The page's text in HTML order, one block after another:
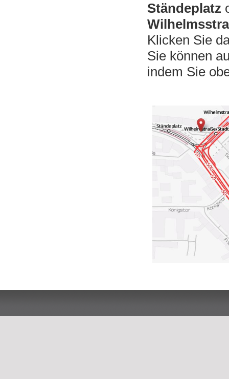
Ständeplatz
Klicken Sie
Sie können
indem Sie